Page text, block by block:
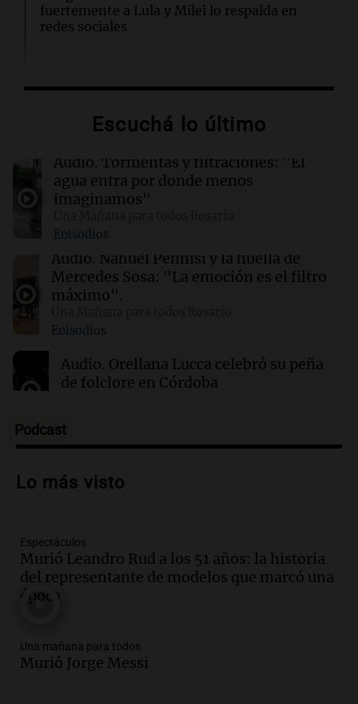
fuertemente a Lula y Milei lo respalda en
redes sociales
Viudo que perdió a su familia se vuelve a casar
22:18 Mundo
Tensión diplomática: Brasil solicita a
Argentina frenar críticas hacia Lula y su
gobierno
22:15 Sociedad
Quiniela turista: conocé los números
ganadores de hoy sábado 8 de agosto.
22:10 Deportes Rosario
Newell's visita este domingo a Defensa y
Justicia para volver al triunfo
Escuchá lo último
Audio. Tormentas y filtraciones: "El
agua entra por donde menos
imaginamos"
Episodios
Audio. Nahuel Pennisi y la huella de
Mercedes Sosa: "La emoción es el filtro
máximo".
Episodios
Audio. Orellana Lucca celebró su peña
de folclore en Córdoba
Audio.Trágico accidente en Mendoza:
vehículos desde un puente
Audio.
y cinco heridos tras caer dos autos desde
un puente
Una mañana para todos
Audio.Messi llegará esta noche a
Rosario para acompañar a su familia
Podcast
Lo más visto
Espectáculos
Murió Leandro Rud a los 51 años: la historia
del representante de modelos que marcó una
época
Una mañana para todos
Murió Jorge Messi